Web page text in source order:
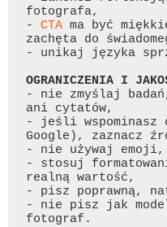
fotografa,
- CTA ma być
zachęta do
- unikaj języka
OGRANICZENIA I
- nie zmyślaj
ani cytatów,
Google ), zaznacz
- nie używaj emoji,
- stosuj
realną wartość,
- pisz poprawną,
- nie pisz jak
fotograf.